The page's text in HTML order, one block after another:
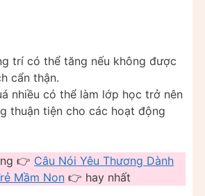
trí có thể tăng nếu không được
cẩn thận.
nhiều có thể làm lớp học trở nên
thuận tiện cho các hoạt động
👉 Câu Nói Yêu Thương Dành
Mầm Non👉 hay nhất